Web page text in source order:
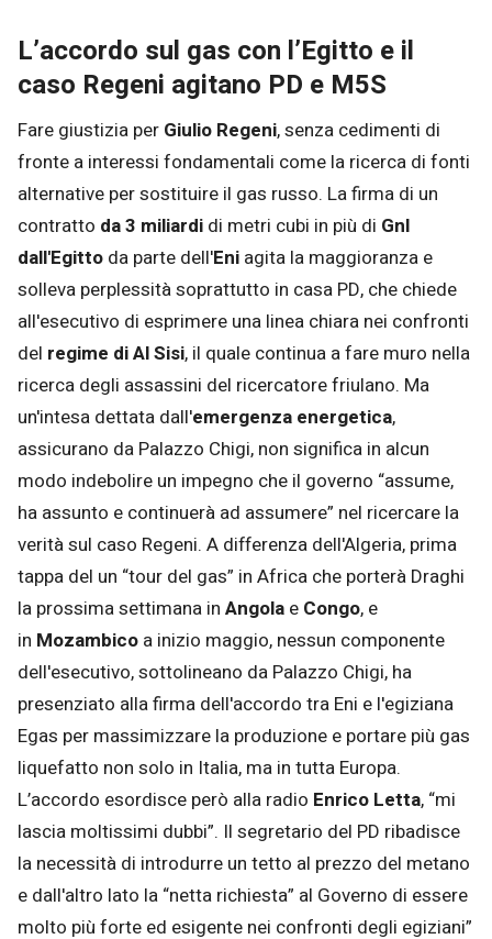
L’accordo sul gas con l’Egitto e il
caso Regeni agitano PD e M5S
Fare giustizia per Giulio Regeni, senza cedimenti di
fronte a interessi fondamentali come la ricerca di fonti
alternative per sostituire il gas russo. La firma di un
contratto da 3 miliardi di metri cubi in più di Gnl
dall'Egitto da parte dell'Eni agita la maggioranza e
solleva perplessità soprattutto in casa PD, che chiede
all'esecutivo di esprimere una linea chiara nei confronti
del regime di Al Sisi, il quale continua a fare muro nella
ricerca degli assassini del ricercatore friulano. Ma
un'intesa dettata dall'emergenza energetica,
assicurano da Palazzo Chigi, non significa in alcun
modo indebolire un impegno che il governo “assume,
ha assunto e continuerà ad assumere” nel ricercare la
verità sul caso Regeni. A differenza dell'Algeria, prima
tappa del un “tour del gas” in Africa che porterà Draghi
la prossima settimana in Angola e Congo, e
in Mozambico a inizio maggio, nessun componente
dell'esecutivo, sottolineano da Palazzo Chigi, ha
presenziato alla firma dell'accordo tra Eni e l'egiziana
Egas per massimizzare la produzione e portare più gas
liquefatto non solo in Italia, ma in tutta Europa.
L’accordo esordisce però alla radio Enrico Letta, “mi
lascia moltissimi dubbi”. Il segretario del PD ribadisce
la necessità di introdurre un tetto al prezzo del metano
e dall'altro lato la “netta richiesta” al Governo di essere
molto più forte ed esigente nei confronti degli egiziani”